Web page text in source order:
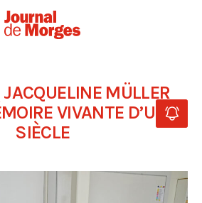
MÜLLER
VIVANTE D’UN
SIÈCLE